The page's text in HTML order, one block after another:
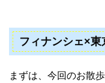
フィナンシェ×
まずは、今回のお散